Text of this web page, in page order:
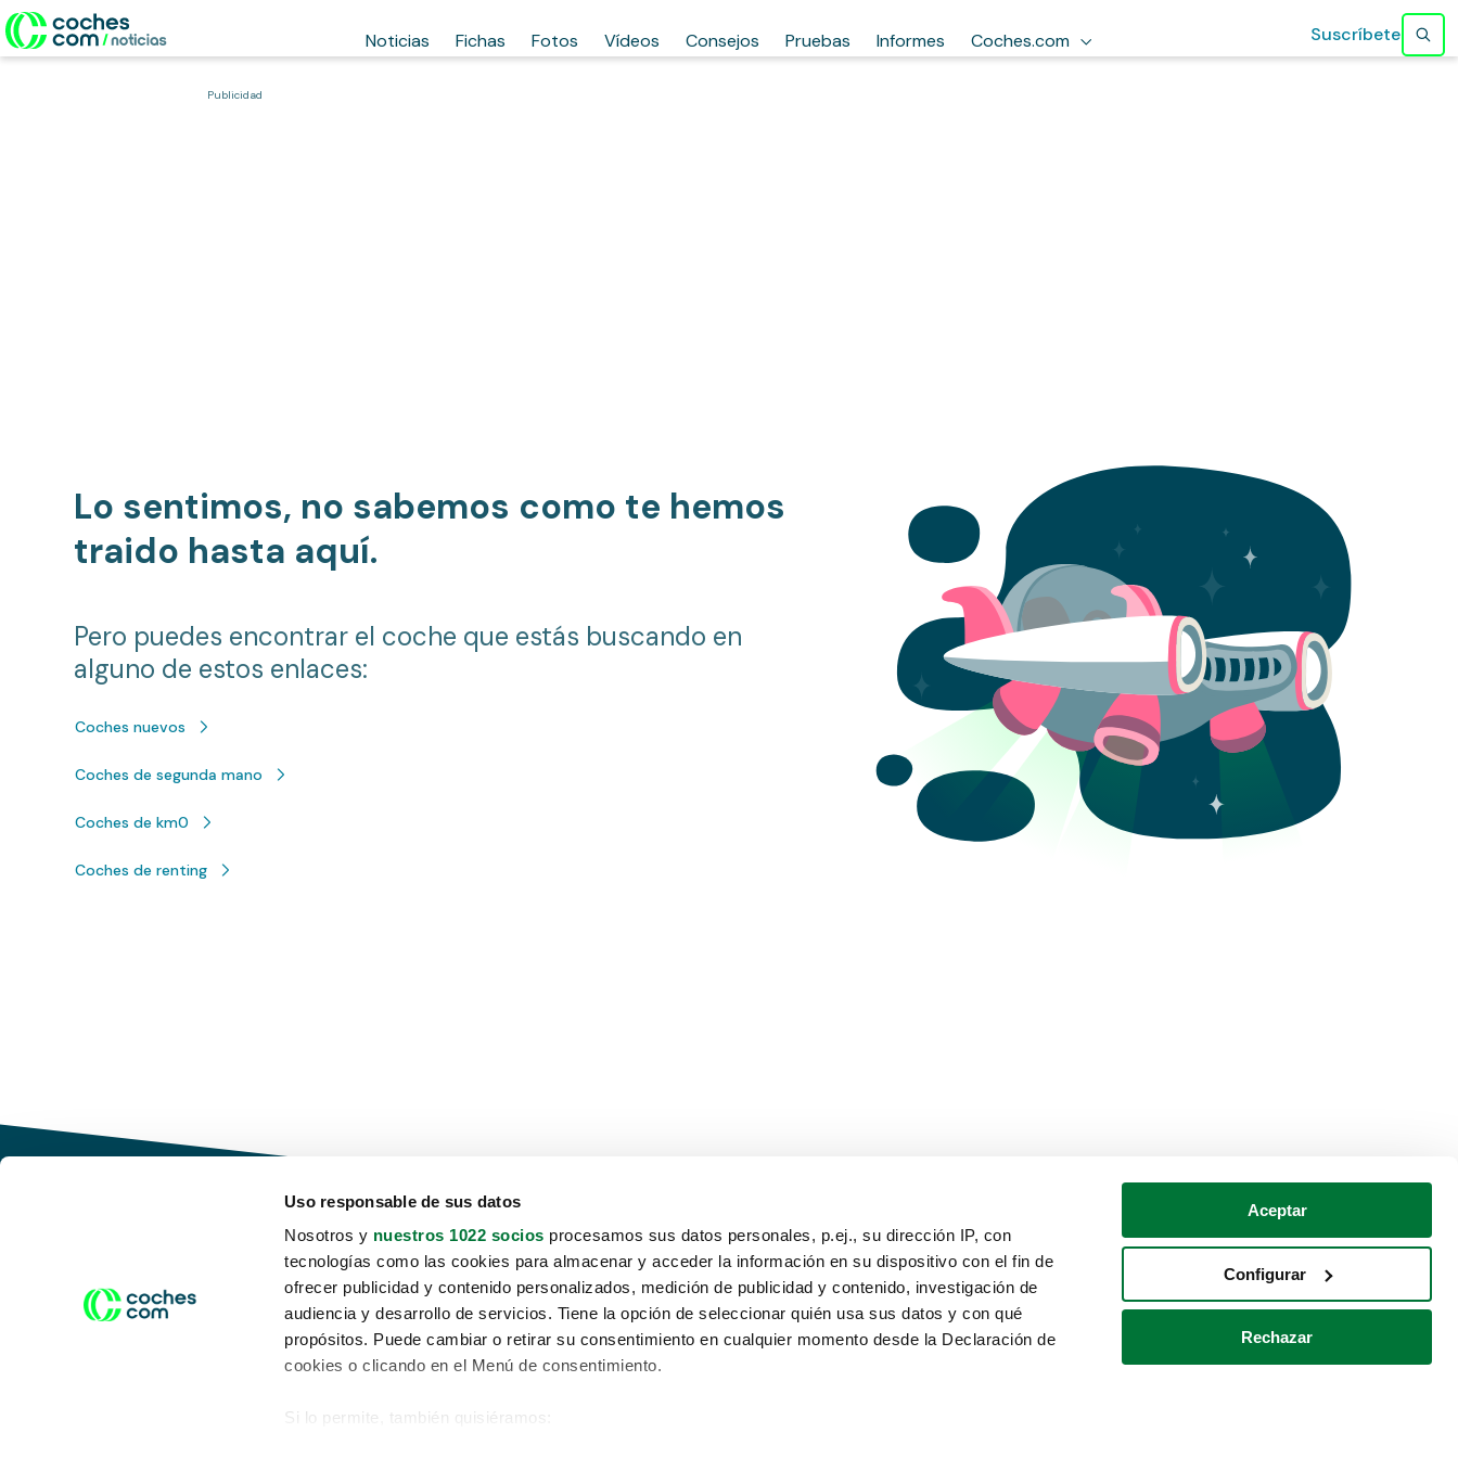
Uso responsable de sus datos
Nosotros y nuestros 1022 socios procesamos sus datos personales, p.ej., su dirección IP, con
tecnologías como las cookies para almacenar y acceder la información en su dispositivo con el fin de
ofrecer publicidad y contenido personalizados, medición de publicidad y contenido, investigación de
audiencia y desarrollo de servicios. Tiene la opción de seleccionar quién usa sus datos y con qué
propósitos. Puede cambiar o retirar su consentimiento en cualquier momento desde la Declaración de
cookies o clicando en el Menú de consentimiento.
Si lo permite, también quisiéramos:
Aceptar
Configurar
Rechazar
Noticias Fichas Fotos Vídeos Consejos Pruebas Informes Coches.com Suscríbete
Publicidad
Lo sentimos, no sabemos como te hemos
traido hasta aquí.
Pero puedes encontrar el coche que estás buscando en
alguno de estos enlaces:
Coches nuevos
Coches de segunda mano
Coches de km0
Coches de renting
Conduce tu futuro,
desata tu movilidad